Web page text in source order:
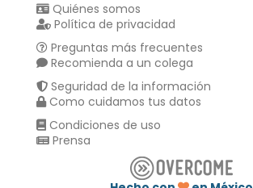
Quiénes somos
Política de privacidad
Preguntas más frecuentes
Recomienda a un colega
Seguridad de la información
Como cuidamos tus datos
Condiciones de uso
Prensa